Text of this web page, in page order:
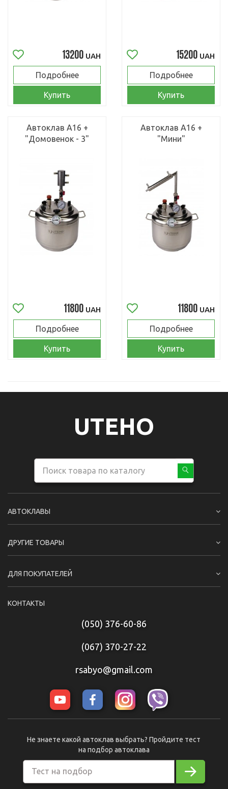
13200 UAH
Подробнее
Купить
15200 UAH
Подробнее
Купить
Автоклав А16 +
"Домовенок - 3"
11800 UAH
Подробнее
Купить
Автоклав А16 +
"Мини"
11800 UAH
Подробнее
Купить
UTEHO
АВТОКЛАВЫ
ДРУГИЕ ТОВАРЫ
ДЛЯ ПОКУПАТЕЛЕЙ
КОНТАКТЫ
(050) 376-60-86
(067) 370-27-22
rsabyo@gmail.com
Тест на подбор
Не знаете какой автоклав выбрать? Пройдите тест
на подбор автоклава